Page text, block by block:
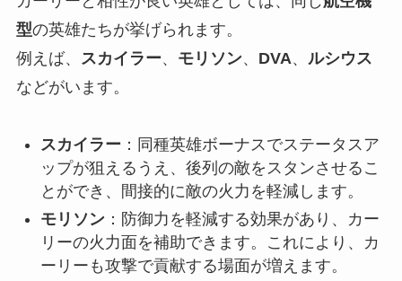
型の英雄たちが挙げられます。
例えば、
スカイラー、 モリソン、 DVA、 ルシウス
などがいます。
スカイラー ：同種英雄ボーナスでステータスア
ップが狙えるうえ、後列の敵をスタンさせるこ
とができ、間接的に敵の火力を軽減します。
モリソン：防御力を軽減する効果があり、カー
リーの火力面を補助できます。これにより、カ
ーリーも攻撃で貢献する場面が増えます。